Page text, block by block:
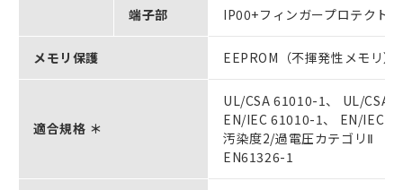
端子部 IP00+フィンガープロテクト
メモリ保護 EEPROM（不揮発性メモリ
適合規格 ＊
UL/CSA 61010-1、 UL/CSA
EN/IEC 61010-1、 EN/IEC
汚染度2/過電圧カテゴリⅡ
EN61326-1